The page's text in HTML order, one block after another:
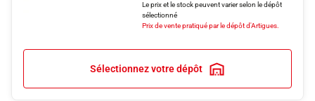
Le prix et le stock peuvent varier selon le dépôt
sélectionné
Prix de vente pratiqué par le dépôt d'Artigues.
Sélectionnez votre dépôt